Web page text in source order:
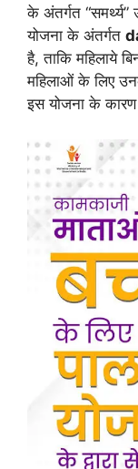
के अंतर्गत
योजना के अंतर्गत
है, ताकि महिलाये
महिलाओं के लिए
इस योजना के कारण